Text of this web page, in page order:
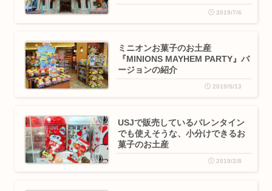
2019/7/6
ミニオンお菓子のお土産
『MINIONS MAYHEM PARTY』バ
ージョンの紹介
2019/5/13
USJで販売しているバレンタイン
でも使えそうな、小分けできるお
菓子のお土産
2019/2/8